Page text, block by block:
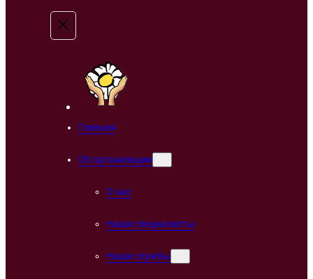
Главная
Об организации
О нас
Наши специалисты
Наши службы